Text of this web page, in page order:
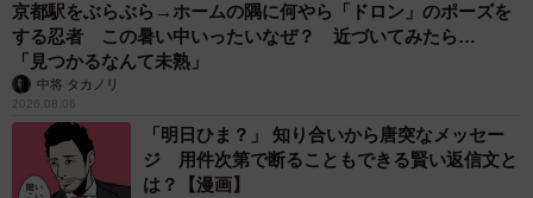
京都駅をぶらぶら→ホームの隅に何やら「ドロン」のポーズを
する忍者 この暑い中いったいなぜ？ 近づいてみたら…
「見つかるなんて未熟」
中将 タカノリ
2026.08.06
「明日ひま？」 知り合いから唐突なメッセー
ジ 用件次第で断ることもできる賢い返信文と
は？【漫画】